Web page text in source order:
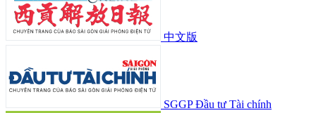
中文版
SGGP Đầu tư Tài chính